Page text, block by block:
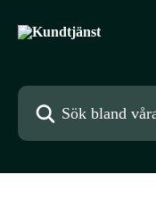
Sök bland våra artiklar …